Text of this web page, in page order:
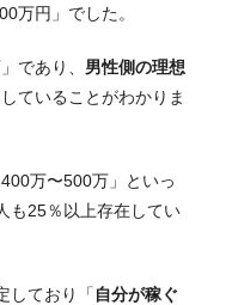
万円」でした。
であり、 男性側の理想
ていることがわかりま
万〜500万」といっ
も25％以上存在してい
しており「 自分が稼ぐ